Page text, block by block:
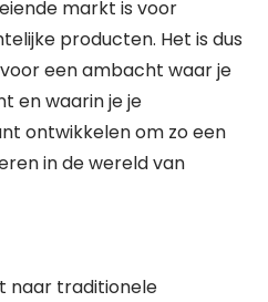
markt is voor
producten. Het is dus
een ambacht waar je
en waarin je je
ontwikkelen om zo een
in de wereld van
naar traditionele